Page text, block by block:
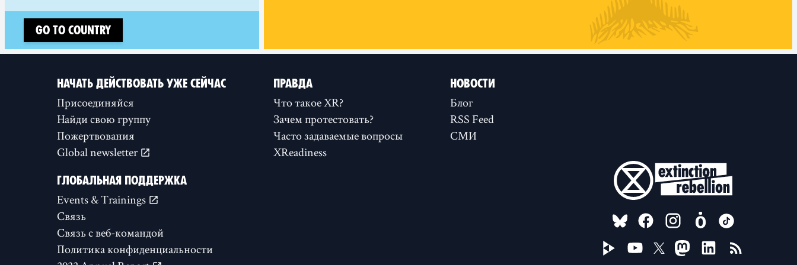
Go to country
НАЧАТЬ ДЕЙСТВОВАТЬ УЖЕ СЕЙЧАС
Присоединяйся
Найди свою группу
Пожертвования
Global newsletter
ПРАВДА
Что такое XR?
Зачем протестовать?
Часто задаваемые вопросы
XReadiness
НОВОСТИ
Блог
RSS Feed
СМИ
ГЛОБАЛЬНАЯ ПОДДЕРЖКА
Events & Trainings
Связь
Связь с веб-командой
Политика конфиденциальности
FOLLOW US ON